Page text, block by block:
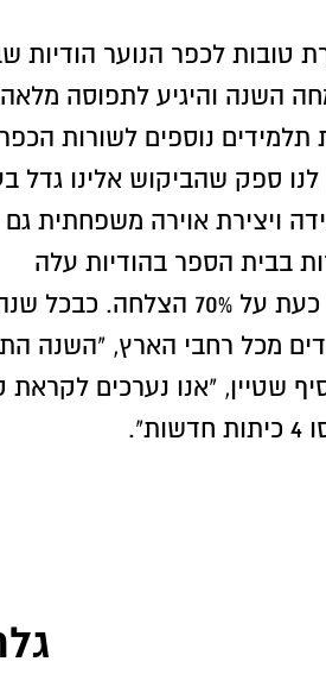
לכפר הנוער הודיות
השנה והיגיע לתפוסה
נוספים לשורות
לנו ספק שהביקוש אלינו גדל
ויצירת אוירה משפחתית גם
בבית הספר בהודיות עלה
משמעותית בשנים האחרונות ועומד כעת על 70% הצלחה. כבכל
מכל רחבי הארץ, "השנה
שטיין, "אנו נערכים